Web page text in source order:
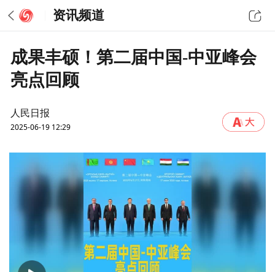
资讯频道
成果丰硕！第二届中国-中亚峰会
亮点回顾
人民日报
2025-06-19 12:29